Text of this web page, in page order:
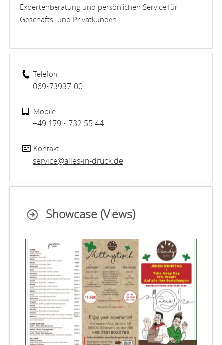
Expertenberatung und persönlichen Service für
Geschäfts- und Privatkunden.
Telefon
069•73937-00
Mobile
+49 179 • 732 55 44
Kontakt
service@alles-in-druck.de
Showcase (Views)